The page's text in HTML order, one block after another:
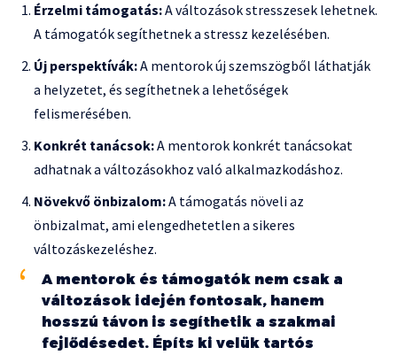
Érzelmi támogatás:A változások stresszesek lehetnek.
A támogatók segíthetnek a stressz kezelésében.
Új perspektívák:A mentorok új szemszögből láthatják
a helyzetet, és segíthetnek a lehetőségek
felismerésében.
Konkrét tanácsok:A mentorok konkrét tanácsokat
adhatnak a változásokhoz való alkalmazkodáshoz.
Növekvő önbizalom:A támogatás növeli az
önbizalmat, ami elengedhetetlen a sikeres
változáskezeléshez.
A mentorok és támogatók nem csak a
változások idején fontosak, hanem
hosszú távon is segíthetik a szakmai
fejlődésedet. Építs ki velük tartós